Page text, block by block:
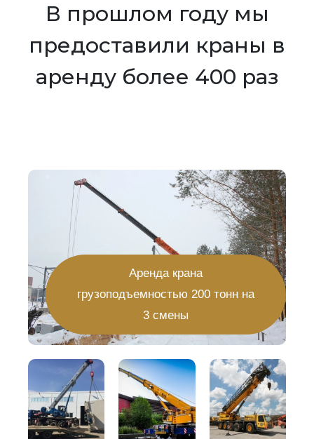
В прошлом году мы
предоставили краны в
аренду более 400 раз
Аренда крана
грузоподъемностью 200 тонн на
3 смены